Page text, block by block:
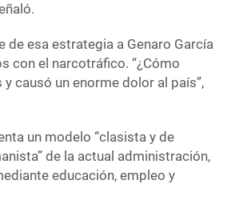
esa estrategia a Genaro García
con el narcotráfico. “¿Cómo
causó un enorme dolor al país”,
un modelo “clasista y de
de la actual administración,
educación, empleo y